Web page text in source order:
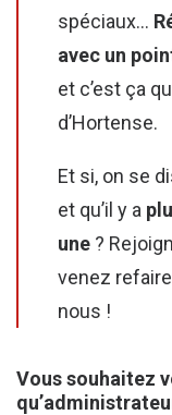
spéciaux…
avec un
et c’est ça
d’Hortense.
Et si, on se
et qu’il y a
une ?
venez
nous !
Vous souhaitez